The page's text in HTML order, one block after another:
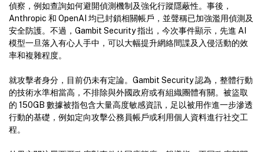
偵察，例如查詢如何避開偵測機制及強化行蹤隱蔽性。事後，
Anthropic 和 OpenAI 均已封鎖相關帳戶，並聲稱已加強濫用偵測及
安全防護。不過，Gambit Security 指出，今次事件顯示，先進 AI
模型一旦落入有心人手中，可以大幅提升網絡間諜及入侵活動的效
率和複雜程度。
就攻擊者身分，目前仍未有定論。Gambit Security 認為，整體行動
的技術水準相當高，不排除與外國政府或有組織團體有關。被盜取
的 150GB 數據被指包含大量高度敏感資訊，足以被用作進一步滲透
行動的基礎，例如定向攻擊公務員帳戶或利用個人資料進行社交工
程。